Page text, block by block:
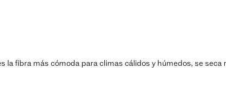
la fibra más cómoda para climas cálidos y húmedos, se seca